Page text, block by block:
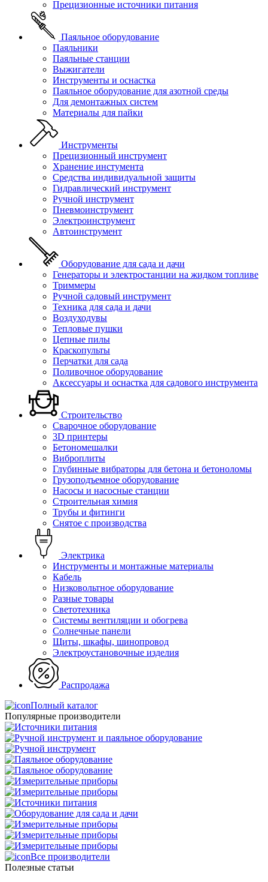
Прецизионные источники питания
Паяльное оборудование
Паяльники
Паяльные станции
Выжигатели
Инструменты и оснастка
Паяльное оборудование для азотной среды
Для демонтажных систем
Материалы для пайки
Инструменты
Прецизионный инструмент
Хранение инстумента
Средства индивидуальной защиты
Гидравлический инструмент
Ручной инструмент
Пневмоинструмент
Электроинструмент
Автоинструмент
Оборудование для сада и дачи
Генераторы и электростанции на жидком топливе
Триммеры
Ручной садовый инструмент
Техника для сада и дачи
Воздуходувы
Тепловые пушки
Цепные пилы
Краскопульты
Перчатки для сада
Поливочное оборудование
Аксессуары и оснастка для садового инструмента
Строительство
Сварочное оборудование
3D принтеры
Бетономешалки
Виброплиты
Глубинные вибраторы для бетона и бетоноломы
Грузоподъемное оборудование
Насосы и насосные станции
Строительная химия
Трубы и фитинги
Снятое с производства
Электрика
Инструменты и монтажные материалы
Кабель
Низковольтное оборудование
Разные товары
Светотехника
Системы вентиляции и обогрева
Солнечные панели
Щиты, шкафы, шинопровод
Электроустановочные изделия
Распродажа
Полный каталог
Популярные производители
Все производители
Полезные статьи